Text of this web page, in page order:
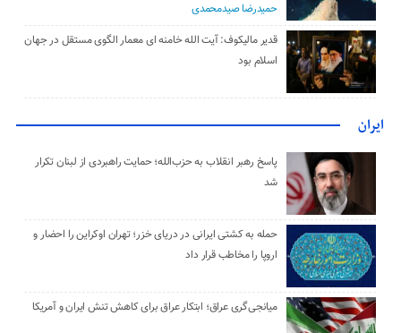
حمیدرضا صیدمحمدی
قدیر مالیکوف: آیت‌ الله خامنه‌ ای معمار الگوی مستقل در جهان
اسلام بود
ایران
پاسخ رهبر انقلاب به حزب‌الله؛ حمایت راهبردی از لبنان تکرار
شد
حمله به کشتی ایرانی در دریای خزر؛ تهران اوکراین را احضار و
اروپا را مخاطب قرار داد
میانجی‌گری عراق؛ ابتکار عراق برای کاهش تنش ایران و آمریکا